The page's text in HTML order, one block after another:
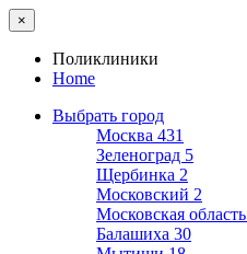
×
Поликлиники
Home
Выбрать город
Москва 431
Зеленоград 5
Щербинка 2
Московский 2
Московская область
Балашиха 30